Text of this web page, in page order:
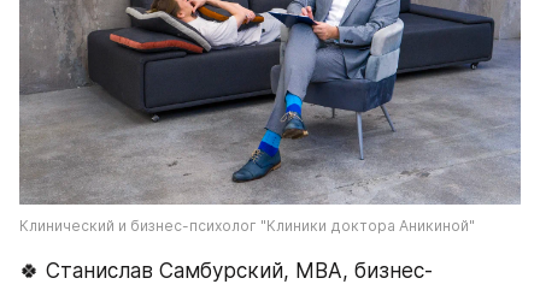
Клинический и бизнес-психолог "Клиники доктора Аникиной"
🍀 Станислав Самбурский, МВА, бизнес-